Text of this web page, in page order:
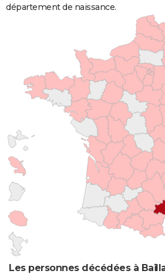
département de naissance.
Les personnes décédées à